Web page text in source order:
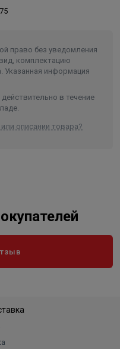
право без уведомления
комплектацию
Указанная информация
в течение
описании товара?